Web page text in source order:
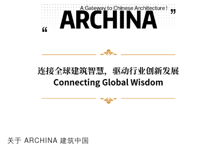
关于 ARCHINA 建筑中国